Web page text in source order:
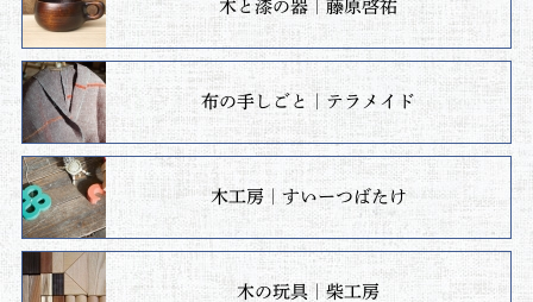
木と漆の器｜藤原啓祐
布の手しごと｜テラメイド
木工房｜すいーつばたけ
木の玩具｜柴工房